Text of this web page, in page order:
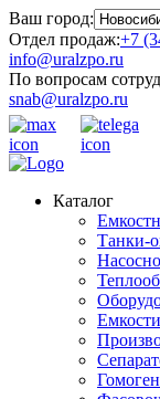
Ваш город:
Отдел продаж:+7
info@uralzpo.ru
По вопросам
snab@uralzpo.ru
Каталог
Танки-